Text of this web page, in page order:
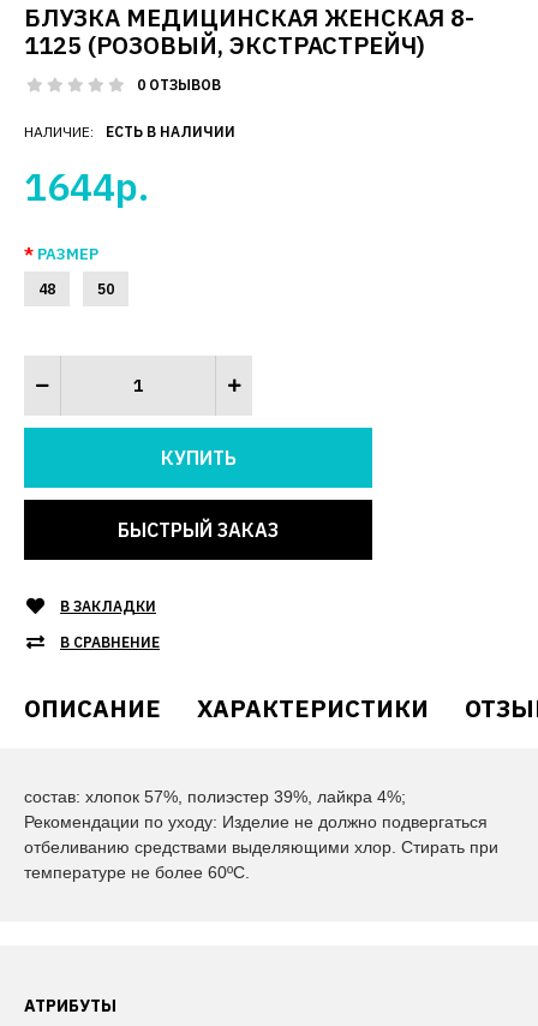
БЛУЗКА МЕДИЦИНСКАЯ ЖЕНСКАЯ 8-
1125 (РОЗОВЫЙ, ЭКСТРАСТРЕЙЧ)
0 ОТЗЫВОВ
НАЛИЧИЕ: ЕСТЬ В НАЛИЧИИ
1644р.
РАЗМЕР
48 50
БЫСТРЫЙ ЗАКАЗ
В ЗАКЛАДКИ
В СРАВНЕНИЕ
ОПИСАНИЕ ХАРАКТЕРИСТИКИ
состав: хлопок 57%, полиэстер 39%, лайкра 4%;
Рекомендации по уходу: Изделие не должно подвергаться
отбеливанию средствами выделяющими хлор. Стирать при
температуре не более 60ºС.
АТРИБУТЫ